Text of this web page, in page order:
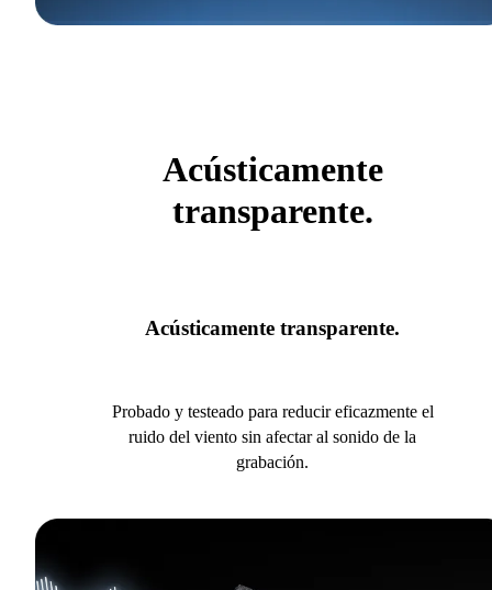
Acústicamente
transparente.
Acústicamente transparente.
Probado y testeado para reducir eficazmente el
ruido del viento sin afectar al sonido de la
grabación.